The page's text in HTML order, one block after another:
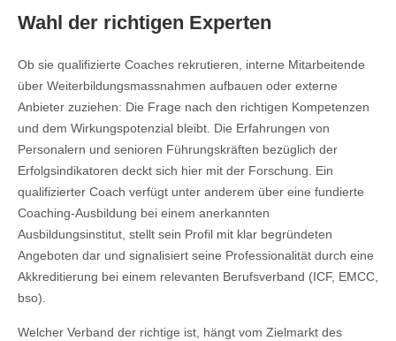
Wahl der richtigen Experten
Ob sie qualifizierte Coaches rekrutieren, interne Mitarbeitende
über Weiterbildungsmassnahmen aufbauen oder externe
Anbieter zuziehen: Die Frage nach den richtigen Kompetenzen
und dem Wirkungspotenzial bleibt. Die Erfahrungen von
Personalern und senioren Führungskräften bezüglich der
Erfolgsindikatoren deckt sich hier mit der Forschung. Ein
qualifizierter Coach verfügt unter anderem über eine fundierte
Coaching-Ausbildung bei einem anerkannten
Ausbildungsinstitut, stellt sein Profil mit klar begründeten
Angeboten dar und signalisiert seine Professionalität durch eine
Akkreditierung bei einem relevanten Berufsverband (ICF, EMCC,
bso).
Welcher Verband der richtige ist, hängt vom Zielmarkt des